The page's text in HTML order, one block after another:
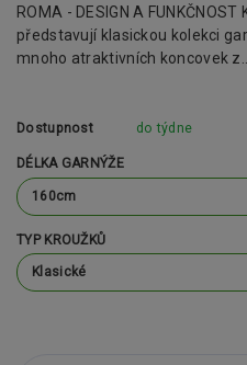
ROMA - DESIGN A
představují klasickou kolekci
mnoho atraktivních koncovek z...
Dostupnost do týdne
DÉLKA GARNÝŽE
TYP KROUŽKŮ